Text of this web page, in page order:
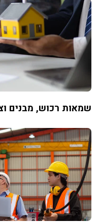
שמאות רכוש, מבנים